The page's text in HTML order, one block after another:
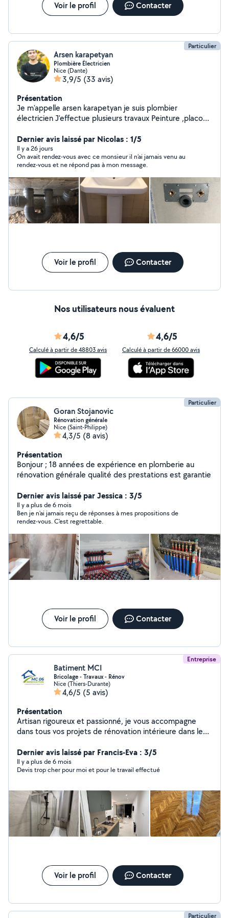
traitance.
Voir le profil Contacter
Particulier
Arsen karapetyan
Plombière Électricien
Nice (Dante)
3,9/5 (33 avis)
Présentation
Je m'appelle arsen karapetyan je suis plombier
électricien J'effectue plusieurs travaux Peinture ,placo
électricité,montage et démontage des meuble
,plusieurs travaux de maison ,déménagement possible
Je travaille dans les domaines depuis 8 ans 5 ans de
pratique a paris
Dernier avis laissé par Nicolas : 1/5
Il y a 26 jours
On avait rendez-vous avec ce monsieur il n’ai jamais venu au
rendez-vous et ne répond pas à mon message.
Voir le profil Contacter
Nos utilisateurs nous évaluent
4,6/5
Calculé à partir de 48803 avis
4,6/5
Calculé à partir de 66000 avis
Particulier
Goran Stojanovic
Rénovation générale
Nice (Saint-Philippe)
4,3/5 (8 avis)
Présentation
Bonjour ; 18 années de expérience en plomberie au
rénovation générale qualité des prestations est garantie
Dernier avis laissé par Jessica : 3/5
Il y a plus de 6 mois
Ben je n'ai jamais reçu de réponses à mes propositions de
rendez-vous. C'est regrettable.
Voir le profil Contacter
Entreprise
Batiment MCI
Bricolage - Travaux - Rénov
Nice (Thiers-Durante)
4,6/5 (5 avis)
Présentation
Artisan rigoureux et passionné, je vous accompagne
dans tous vos projets de rénovation intérieure dans les
habitat avec des finitions soignées, en respectant vos
délais et votre budget. Grâce à ma polyvalence, vous
n'avez qu'un seul interlocuteur pour l'ensemble de vos
enduits, mise en peinture. Sols & Murs : Pose de
carrelage (tous formats) et de parquet flottant ou collé.
Plomberie : Rénovation de salle de bain, cuisine,
raccordements et dépannages. Aménagement : Travaux
de rénovation globale. Travail propre et outillage
À bientôt, MC 06 RENOVATION
Dernier avis laissé par Francis-Eva : 3/5
Il y a plus de 6 mois
Devis trop cher pour moi et pour le travail effectué
Voir le profil Contacter
Particulier